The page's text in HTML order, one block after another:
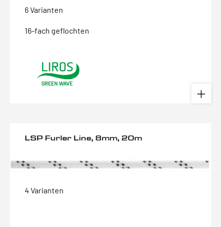
6 Varianten
16-fach geflochten
LSP Furler Line, 8mm, 20m
4 Varianten